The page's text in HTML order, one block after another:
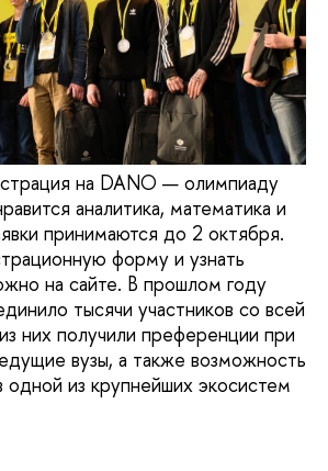
на DANO — олимпиаду
аналитика, математика и
принимаются до 2 октября.
форму и узнать
на сайте. В прошлом году
тысячи участников со всей
них получили преференции при
вузы, а также возможность
одной из крупнейших экосистем